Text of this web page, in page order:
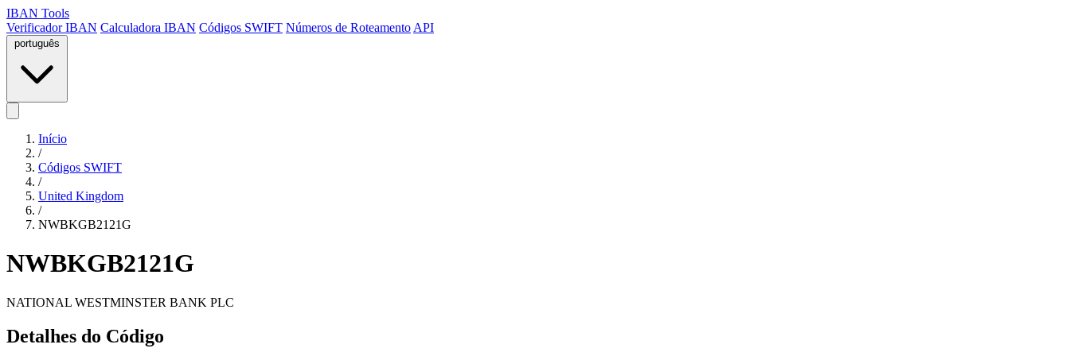
IBAN Tools
Verificador IBAN Calculadora IBAN Códigos SWIFT Números de Roteamento API
português
Início
/
Códigos SWIFT
/
United Kingdom
/
NWBKGB2121G
NWBKGB2121G
NATIONAL WESTMINSTER BANK PLC
Detalhes do Código